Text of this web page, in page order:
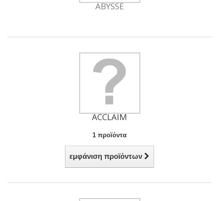
ABYSSE
ACCLAIM
1 προϊόντα
εμφάνιση προϊόντων